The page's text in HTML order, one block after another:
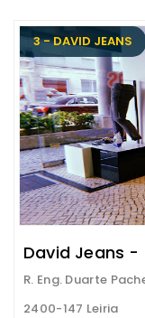
3 - DAVID JEANS
David Jeans -
R. Eng. Duarte
2400-147 Leiria